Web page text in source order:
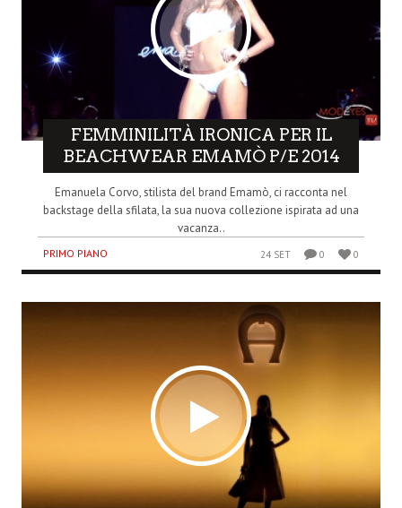
FEMMINILITÀ IRONICA PER IL
BEACHWEAR EMAMÒ P/E 2014
Emanuela Corvo, stilista del brand Emamò, ci racconta nel
backstage della sfilata, la sua nuova collezione ispirata ad una
vacanza..
PRIMO PIANO 24 SET 0 0